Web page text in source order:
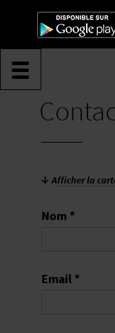
Lyon Parc
Afficher la
Nom *
Email *